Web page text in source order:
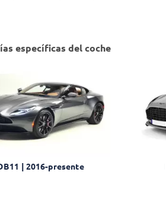
específicas del coche
| 2016-presente